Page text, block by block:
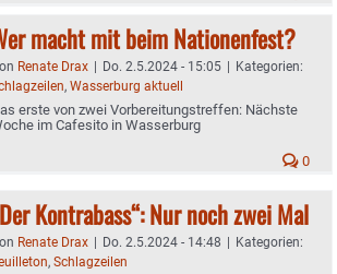
macht mit beim Nationenfest?
Renate Drax | Do. 2.5.2024 - 15:05 | Kategorien:
, Wasserburg aktuell
erste von zwei Vorbereitungstreffen: Nächste
im Cafesito in Wasserburg
0
Kontrabass“: Nur noch zwei Mal
Renate Drax | Do. 2.5.2024 - 14:48 | Kategorien:
, Schlagzeilen